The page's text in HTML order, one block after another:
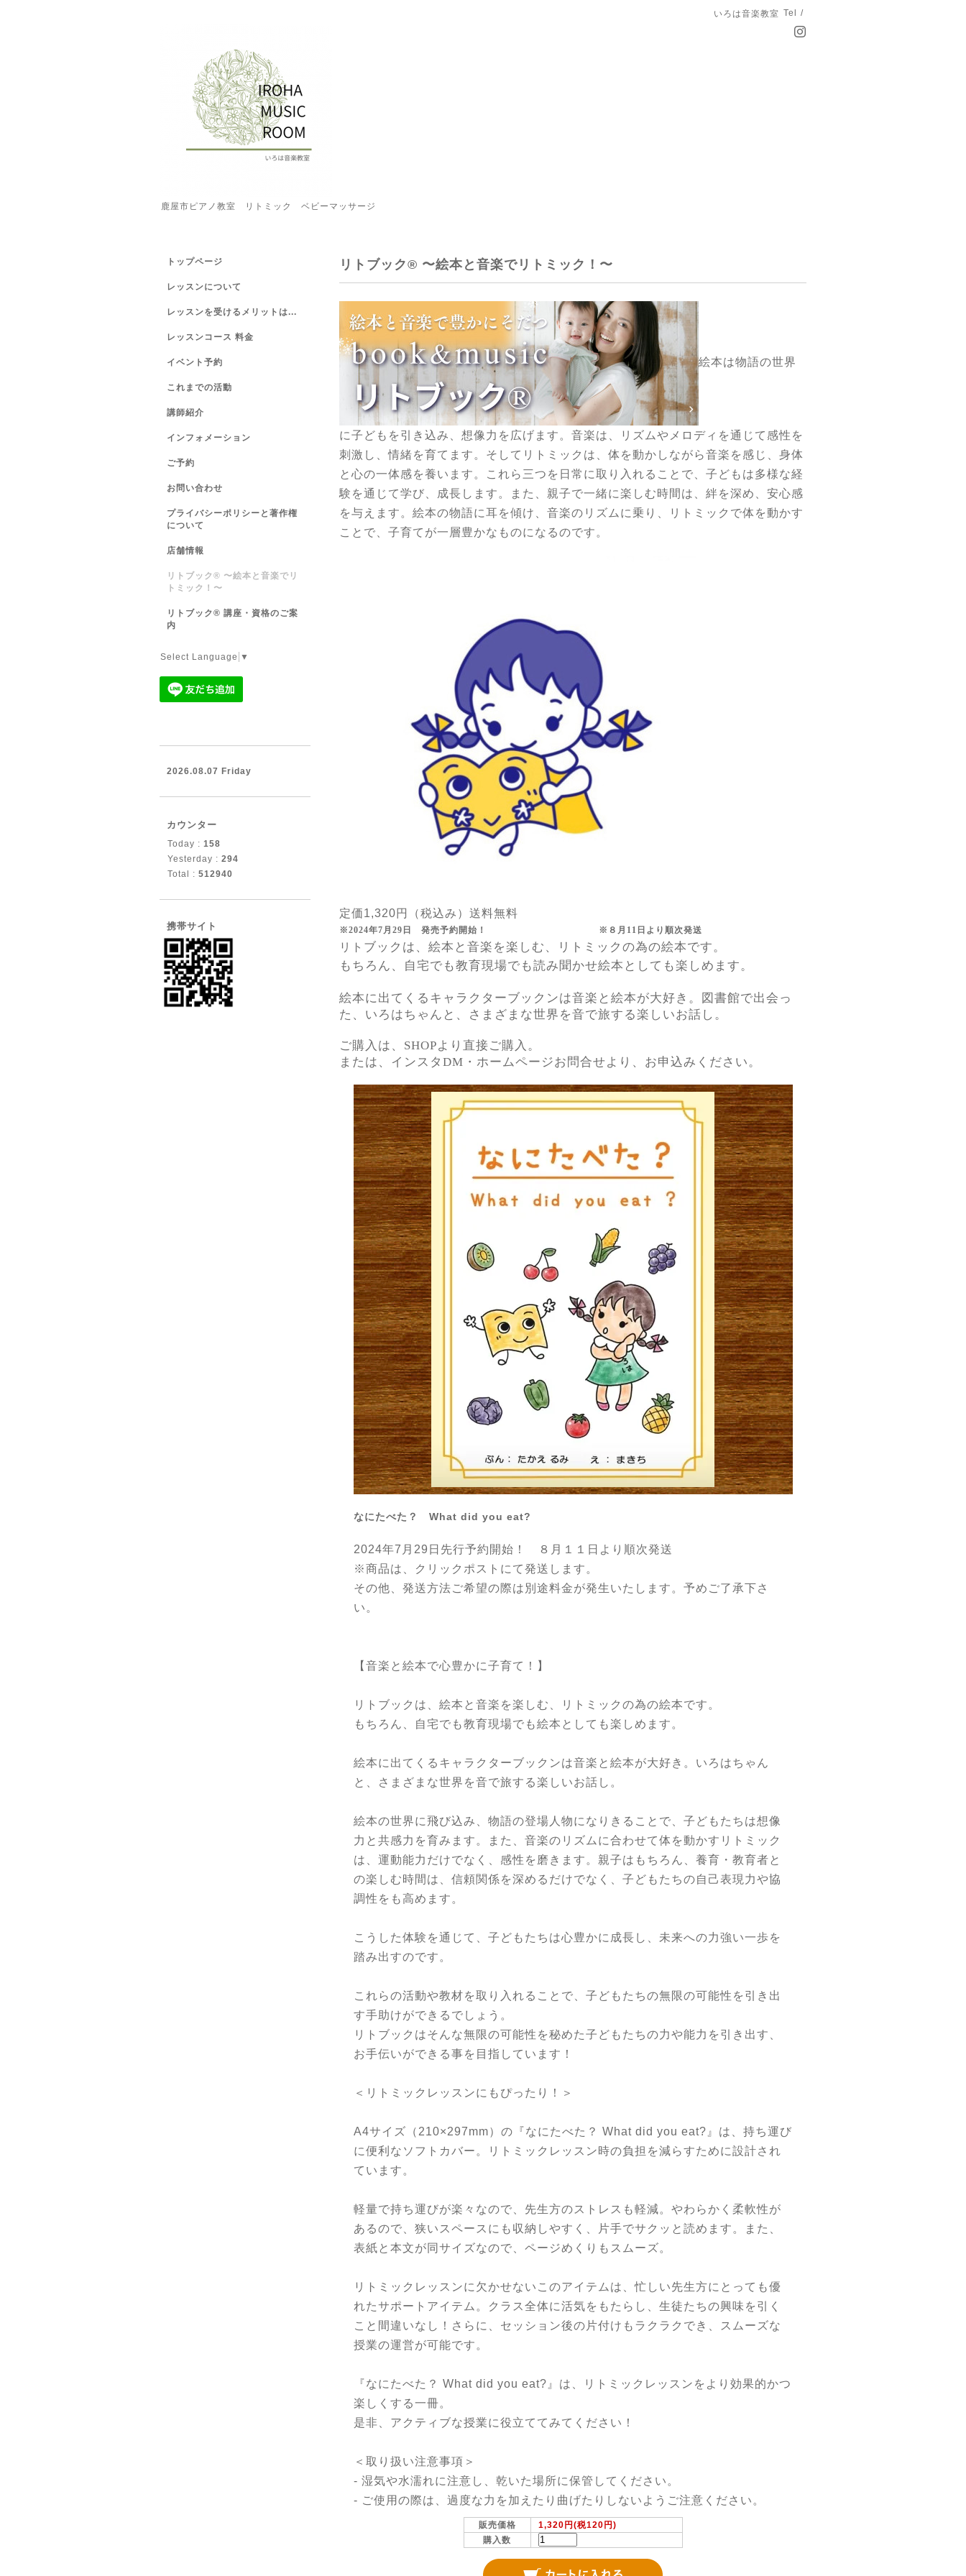
いろは音楽教室 Tel /
鹿屋市ピアノ教室 リトミック ベビーマッサージ
リトブック®️ 〜絵本と音楽でリトミック！〜
絵本は物語の世界
に子どもを引き込み、想像力を広げます。音楽は、リズムやメロディを通じて感性を
刺激し、情緒を育てます。そしてリトミックは、体を動かしながら音楽を感じ、身体
と心の一体感を養います。これら三つを日常に取り入れることで、子どもは多様な経
験を通じて学び、成長します。また、親子で一緒に楽しむ時間は、絆を深め、安心感
を与えます。絵本の物語に耳を傾け、音楽のリズムに乗り、リトミックで体を動かす
ことで、子育てが一層豊かなものになるのです。
定価1,320円（税込み）送料無料
※2024年7月29日 発売予約開始！ ※ ８月11日より順次発送
リト ブックは、絵本と音楽を楽しむ、リトミックの為の絵本です。
もちろん、自宅でも教育現場でも読み聞かせ絵本としても楽しめます。
絵本に出てくるキャラクターブックンは音楽と絵本が大好き。図書館で出会っ
た、いろはちゃんと、さまざまな世界を音で旅する楽しいお話し。
ご購入は、SHOPより直接ご購入。
または、インスタDM・ホームページお問合せより、お申込みください。
なにたべた？ What did you eat?
2024年7月29日先行予約開始！ ８月１１日より順次発送
※商品は、クリックポストにて発送します。
その他、発送方法ご希望の際は別途料金が発生いたします。予めご了承下さ
い。
【音楽と絵本で心豊かに子育て！】
リトブックは、絵本と音楽を楽しむ、リトミックの為の絵本です。
もちろん、自宅でも教育現場でも絵本としても楽しめます。
絵本に出てくるキャラクターブックンは音楽と絵本が大好き。いろはちゃん
と、さまざまな世界を音で旅する楽しいお話し。
絵本の世界に飛び込み、物語の登場人物になりきることで、子どもたちは想像
力と共感力を育みます。また、音楽のリズムに合わせて体を動かすリトミック
は、運動能力だけでなく、感性を磨きます。親子はもちろん、養育・教育者と
の楽しむ時間は、信頼関係を深めるだけでなく、子どもたちの自己表現力や協
調性をも高めます。
こうした体験を通じて、子どもたちは心豊かに成長し、未来への力強い一歩を
踏み出すのです。
これらの活動や教材を取り入れることで、子どもたちの無限の可能性を引き出
す手助けができるでしょう。
リトブックはそんな無限の可能性を秘めた子どもたちの力や能力を引き出す、
お手伝いができる事を目指しています！
＜リトミックレッスンにもぴったり！＞
A4サイズ（210×297mm）の『なにたべた？ What did you eat?』は、持ち運び
に便利なソフトカバー。リトミックレッスン時の負担を減らすために設計され
ています。
軽量で持ち運びが楽々なので、先生方のストレスも軽減。やわらかく柔軟性が
あるので、狭いスペースにも収納しやすく、片手でサクッと読めます。また、
表紙と本文が同サイズなので、ページめくりもスムーズ。
リトミックレッスンに欠かせないこのアイテムは、忙しい先生方にとっても優
れたサポートアイテム。クラス全体に活気をもたらし、生徒たちの興味を引く
こと間違いなし！さらに、セッション後の片付けもラクラクでき、スムーズな
授業の運営が可能です。
『なにたべた？ What did you eat?』は、リトミックレッスンをより効果的かつ
楽しくする一冊。
是非、アクティブな授業に役立ててみてください！
＜取り扱い注意事項＞
- 湿気や水濡れに注意し、乾いた場所に保管してください。
- ご使用の際は、過度な力を加えたり曲げたりしないようご注意ください。
販売価格
1,320円(税120円)
購入数
トップページ
レッスンについて
レッスンを受けるメリットは...
レッスンコース 料金
イベント予約
これまでの活動
講師紹介
インフォメーション
ご予約
お問い合わせ
プライバシーポリシーと著作権
について
店舗情報
リトブック®️ 〜絵本と音楽でリ
トミック！〜
リトブック®️ 講座・資格のご案
内
Select Language ▼
2026.08.07 Friday
カウンター
Today : 158
Yesterday : 294
Total : 512940
携帯サイト